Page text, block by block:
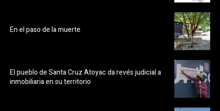
En el paso de la muerte
El pueblo de Santa Cruz Atoyac da revés judicial a
inmobiliaria en su territorio